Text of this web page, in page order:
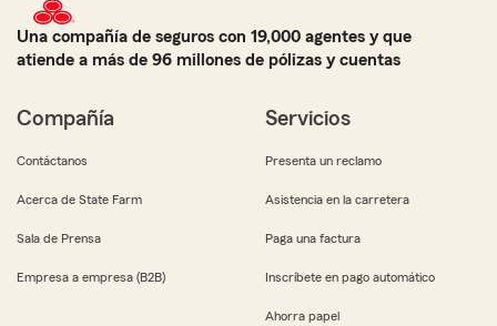
Una compañía de seguros con 19,000 agentes y que
atiende a más de 96 millones de pólizas y cuentas
Compañía
Contáctanos
Acerca de State Farm
Sala de Prensa
Empresa a empresa (B2B)
Servicios
Presenta un reclamo
Asistencia en la carretera
Paga una factura
Inscríbete en pago automático
Ahorra papel